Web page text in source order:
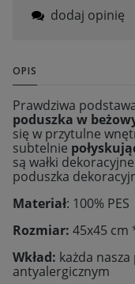
dodaj opinię
OPIS
Prawdziwa
poduszka w
się w przytulne
subtelnie
są wałki
poduszka
Materiał: 100% PES
Rozmiar: 45x45 cm
Wkład: każda
antyalergicznym